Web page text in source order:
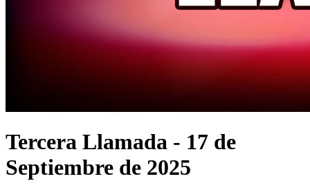
Tercera Llamada - 17 de
Septiembre de 2025